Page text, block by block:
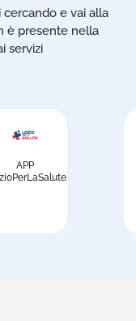
cercando e vai alla
è presente nella
servizi
APP